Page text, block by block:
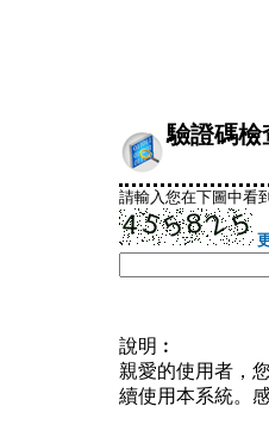
驗證碼檢
請輸入您在下圖中看
說明︰
親愛的使用者，
續使用本系統。